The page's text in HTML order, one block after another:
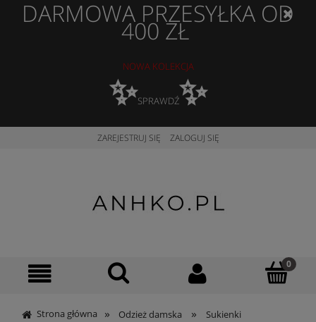
DARMOWA PRZESYŁKA OD
400 ZŁ
NOWA KOLEKCJA
✨SPRAWDŹ✨
ZAREJESTRUJ SIĘ ZALOGUJ SIĘ
Strona główna » Odzież damska » Sukienki